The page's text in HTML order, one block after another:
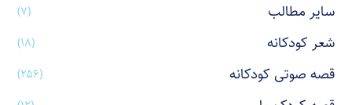
سایر مطالب (۷)
شعر کودکانه (۱۸)
قصه صوتی کودکانه (۲۵۶)